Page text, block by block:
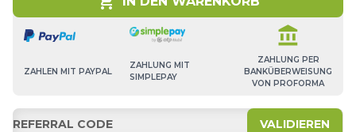
ZAHLEN MIT PAYPAL
ZAHLUNG MIT
SIMPLEPAY
account_balance
ZAHLUNG PER
BANKÜBERWEISUNG
VON PROFORMA
VALIDIEREN